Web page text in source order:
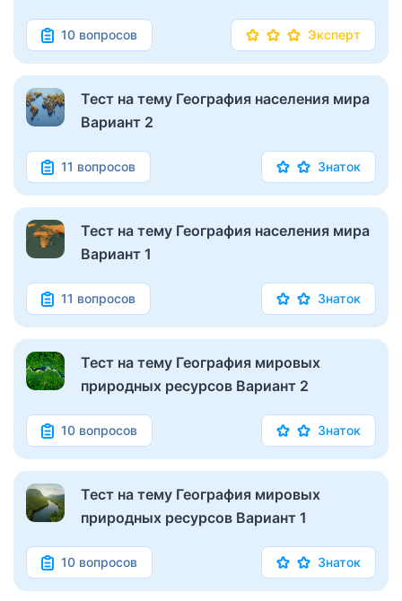
10 вопросов Эксперт
Тест на тему География населения мира
Вариант 2
11 вопросов Знаток
Тест на тему География населения мира
Вариант 1
11 вопросов Знаток
Тест на тему География мировых
природных ресурсов Вариант 2
10 вопросов Знаток
Тест на тему География мировых
природных ресурсов Вариант 1
10 вопросов Знаток